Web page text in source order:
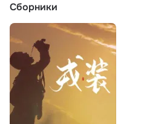
Сборники